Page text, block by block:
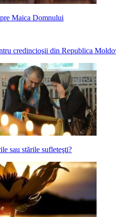
Maica Domnului
credincioşii din Republica
sau stările sufleteşti?